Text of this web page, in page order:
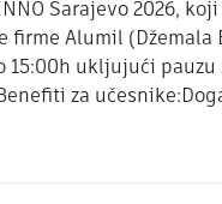
Sarajevo 2026,
Alumil (Džemala
15:00h ukljujući
za